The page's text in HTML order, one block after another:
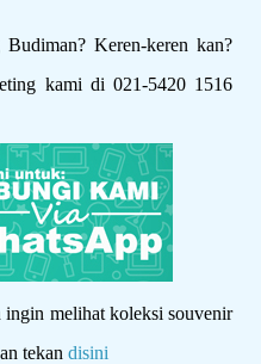
Keren-keren kan?
kami di 021-5420 1516
melihat koleksi souvenir
tekan disini